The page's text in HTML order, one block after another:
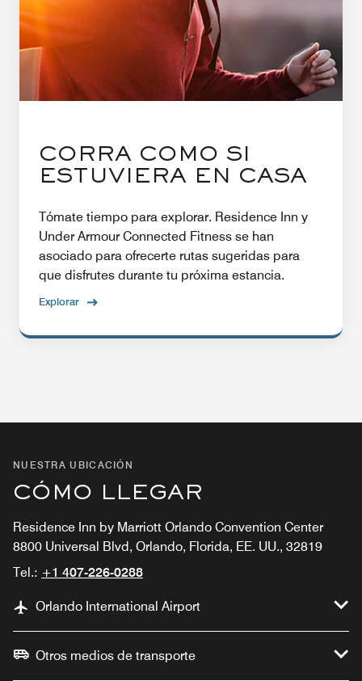
CORRA COMO SI
ESTUVIERA EN CASA
Tómate tiempo para explorar. Residence Inn y
Under Armour Connected Fitness se han
asociado para ofrecerte rutas sugeridas para
que disfrutes durante tu próxima estancia.
Explorar
NUESTRA UBICACIÓN
CÓMO LLEGAR
Residence Inn by Marriott Orlando Convention Center
8800 Universal Blvd, Orlando, Florida, EE. UU., 32819
Tel.: +1 407-226-0288
Orlando International Airport
Otros medios de transporte